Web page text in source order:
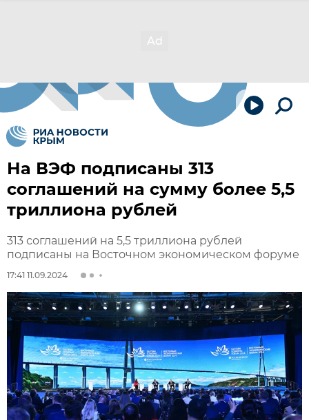
На ВЭФ подписаны 313
соглашений на сумму более 5,5
триллиона рублей
313 соглашений на 5,5 триллиона рублей
подписаны на Восточном экономическом форуме
17:41 11.09.2024